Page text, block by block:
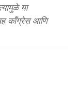
या
काँग्रेस आणि